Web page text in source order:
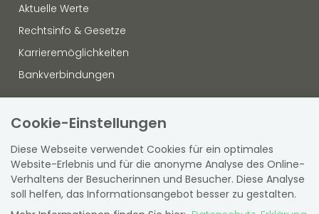
Cookie-Einstellungen
Diese Webseite verwendet Cookies für ein optimales
Website-Erlebnis und für die anonyme Analyse des Online-
Verhaltens der Besucherinnen und Besucher. Diese Analyse
soll helfen, das Informationsangebot besser zu gestalten.
Aktuelle Werte
Rechtsinfo & Gesetze
Karrieremöglichkeiten
Bankverbindungen
OFFENLEGUNG
Hinweisgebersystem
Sitemap